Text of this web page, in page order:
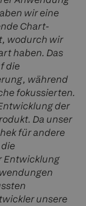
wir eine
Chart-
wodurch wir
haben. Das
die
während
fokussierten.
der
Da unser
für andere
Entwicklung
unsere